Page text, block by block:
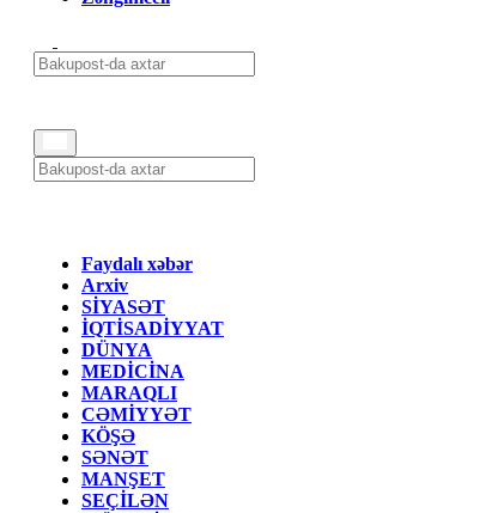
Faydalı xəbər
Arxiv
SİYASƏT
İQTİSADİYYAT
DÜNYA
MEDİCİNA
MARAQLI
CƏMİYYƏT
KÖŞƏ
SƏNƏT
MANŞET
SEÇİLƏN